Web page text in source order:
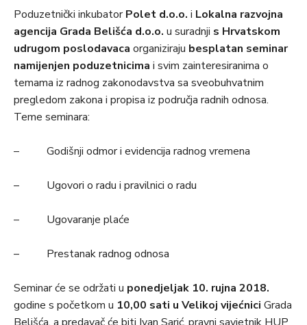
Poduzetnički inkubatorPolet d.o.o. i Lokalna razvojna
agencija Grada Belišća d.o.o. u suradnji s Hrvatskom
udrugom poslodavaca organiziraju besplatan seminar
namijenjen poduzetnicima i svim zainteresiranima o
temama iz radnog zakonodavstva sa sveobuhvatnim
pregledom zakona i propisa iz područja radnih odnosa.
Teme seminara:
– Godišnji odmor i evidencija radnog vremena
– Ugovori o radu i pravilnici o radu
– Ugovaranje plaće
– Prestanak radnog odnosa
Seminar će se održati u ponedjeljak 10. rujna 2018.
godine s početkom u 10,00 sati u Velikoj vijećnici Grada